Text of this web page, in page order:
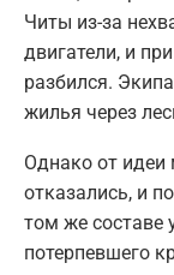
Читы из-за
двигатели, и
разбился.
жилья через
Однако от идеи
отказались, и
том же составе
потерпевшего